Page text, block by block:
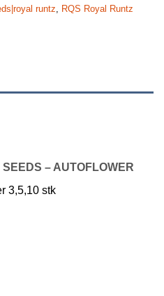
runtz
RQS Royal Runtz
– AUTOFLOWER
3,5,10 stk